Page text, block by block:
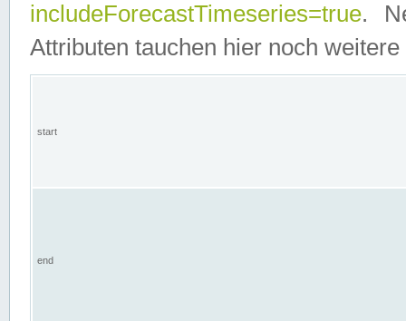
includeForecastTimeseries=true.
Attributen tauchen hier noch weitere
start
end